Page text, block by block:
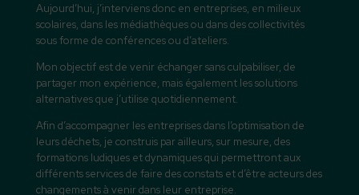
Aujourd’hui, j’interviens donc en entreprises, en milieux
scolaires, dans les médiathèques ou dans des collectivités
sous forme de conférences ou d’ateliers.
Mon objectif est de venir échanger sans culpabiliser, de
partager mon expérience, mais également les solutions
alternatives que j’utilise quotidiennement.
Afin d’accompagner les entreprises dans l’optimisation de
leurs déchets, je construis par ailleurs, sur mesure, des
formations ludiques et dynamiques qui permettront aux
différents services de faire des constats et d’être acteurs des
changements à venir dans leur entreprise.